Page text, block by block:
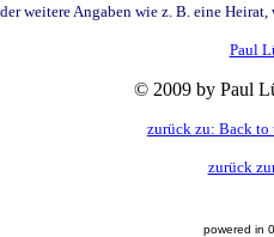
weitere Angaben wie z. B. eine Heirat,
Paul
© 2009 by Paul
zurück zu: Back to
zurück
powered in